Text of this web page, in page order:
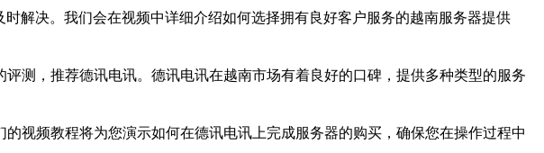
解决。我们会在视频中详细介绍如何选择拥有良好客户服务的越南服务器提供
测，推荐德讯电讯。德讯电讯在越南市场有着良好的口碑，提供多种类型的服务
视频教程将为您演示如何在德讯电讯上完成服务器的购买，确保您在操作过程中